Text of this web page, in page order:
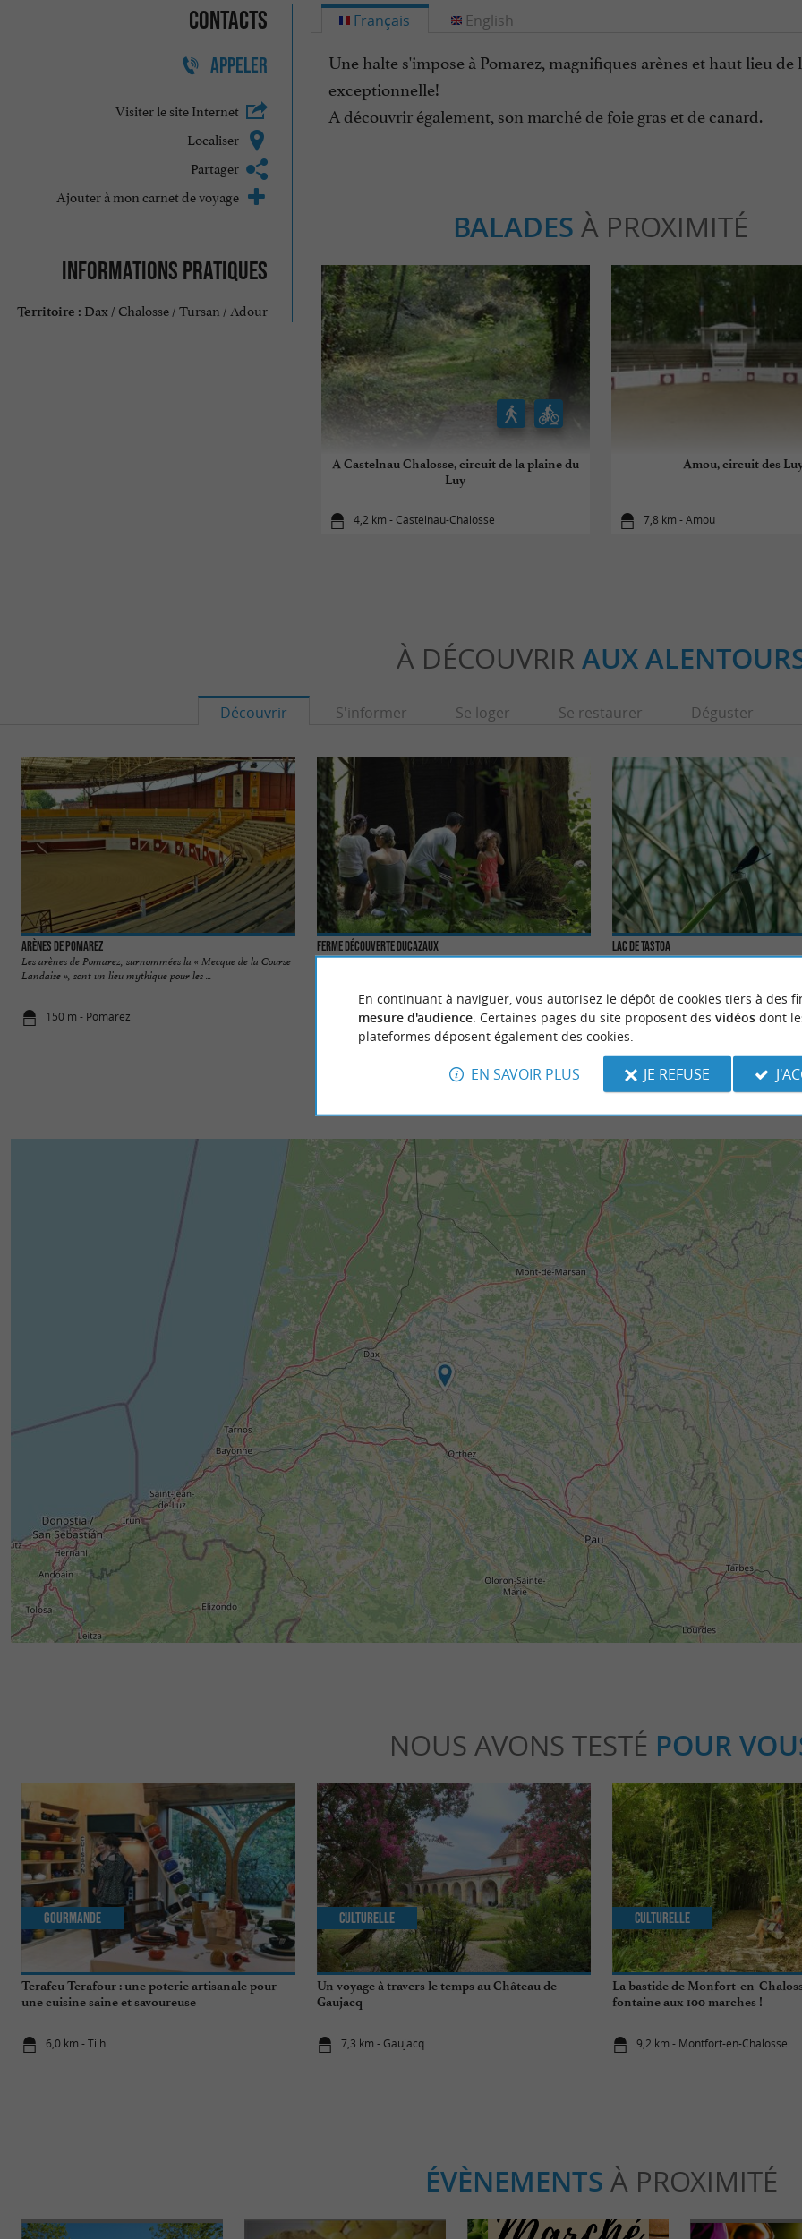
Contacts
APPELER
Visiter le site Internet
Localiser
Partager
Ajouter à mon carnet de voyage
Informations pratiques
Territoire : Dax / Chalosse / Tursan / Adour
Français
Une halte s'impose à Pomarez, magnifiques arènes et haut lieu
exceptionnelle!
A découvrir également, son marché de foie gras et de canard.
English
BALADES À PROXIMITÉ
A Castelnau Chalosse, circuit de la plaine du
Luy
4,2 km - Castelnau-Chalosse
Amou, circuit des
7,8 km - Amou
À DÉCOUVRIR AUX
Découvrir S'informer Se loger Se restaurer Déguster
Arènes de Pomarez
Les arènes de Pomarez, surnommées la « Mecque de la Course
Landaise », sont un lieu mythique pour les ...
150 m - Pomarez
Ferme Découverte Ducazaux
La Ferme Découverte Ducazaux est une ferme d’élevage de
4,3 km - Donzacq
Lac de Tastoa
Près de Pomarez, le Lac de Tastoa vous
5,3 km - Pomarez
NOUS AVONS TESTÉ POUR
Terafeu Terafour : une poterie artisanale pour
une cuisine saine et savoureuse
6,0 km - Tilh
Gourmande
Un voyage à travers le temps au Château de
Gaujacq
7,3 km - Gaujacq
Culturelle
La bastide de Monfort-en-
fontaine aux 100 marches !
9,2 km - Montfort-en-Chalosse
Culturelle
ÉVÈNEMENTS À PROXIMITÉ
En continuant à naviguer, vous autorisez le dépôt de cookies tiers à des
mesure d'audience. Certaines pages du site proposent des vidéosdont
plateformes déposent également des cookies.
EN SAVOIR PLUS JE REFUSE